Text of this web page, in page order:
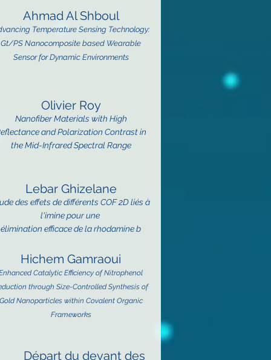
Ahmad Al Shboul
Temperature Sensing Technology:
Gt/PS Nanocomposite based Wearable
Sensor for Dynamic Environments
Olivier Roy
Nanofiber Materials with High
and Polarization Contrast in
the Mid-Infrared Spectral Range
Lebar Ghizelane
des effets de différents COF 2D liés à
l'imine pour une
élimination efficace de la rhodamine b
Hichem Gamraoui
Catalytic Efficiency of Nitrophenol
through Size-Controlled Synthesis of
Gold Nanoparticles within Covalent Organic
Frameworks
Départ du devant des